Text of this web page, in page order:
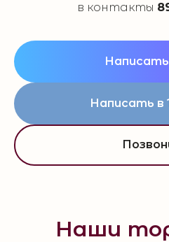
в контакты
Написать в
Наши